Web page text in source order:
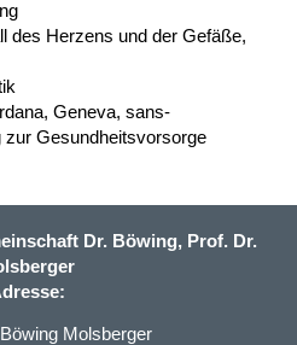
des Herzens und der Gefäße,
Geneva, sans-
Gesundheitsvorsorge
Dr. Böwing, Prof. Dr.
Molsberger